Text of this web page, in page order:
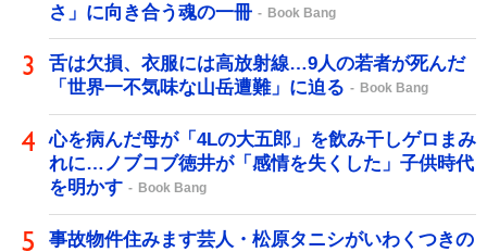
さ」に向き合う魂の一冊
Book Bang
舌は欠損、衣服には高放射線…9人の若者が死んだ
「世界一不気味な山岳遭難」に迫る
Book Bang
心を病んだ母が「4Lの大五郎」を飲み干しゲロまみ
れに…ノブコブ徳井が「感情を失くした」子供時代
を明かす
Book Bang
事故物件住みます芸人・松原タニシがいわくつきの